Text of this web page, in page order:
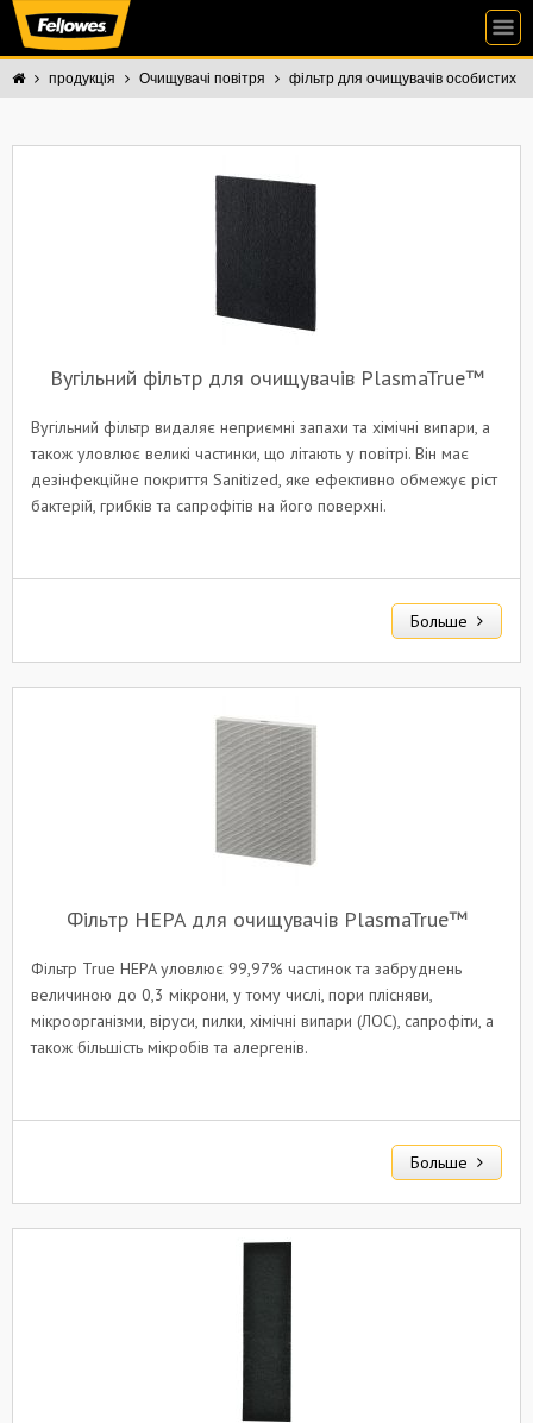
продукція Очищувачі повітря фільтр для очищувачів особистих
Вугільний фільтр для очищувачів PlasmaTrue™
Вугільний фільтр видаляє неприємні запахи та хімічні випари, а
також уловлює великі частинки, що літають у повітрі. Він має
дезінфекційне покриття Sanitized, яке ефективно обмежує ріст
бактерій, грибків та сапрофітів на його поверхні.
Больше
Фільтр HEPA для очищувачів PlasmaTrue™
Фільтр True HEPA уловлює 99,97% частинок та забруднень
величиною до 0,3 мікрони, у тому числі, пори плісняви,
мікроорганізми, віруси, пилки, хімічні випари (ЛОС), сапрофіти, а
також більшість мікробів та алергенів.
Больше